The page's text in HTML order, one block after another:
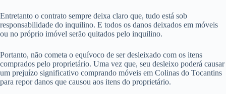
Entretanto o contrato sempre deixa claro que, tudo está sob
responsabilidade do inquilino. E todos os danos deixados em móveis
ou no próprio imóvel serão quitados pelo inquilino.
Portanto, não cometa o equívoco de ser desleixado com os itens
comprados pelo proprietário. Uma vez que, seu desleixo poderá causar
um prejuízo significativo comprando móveis em Colinas do Tocantins
para repor danos que causou aos itens do proprietário.